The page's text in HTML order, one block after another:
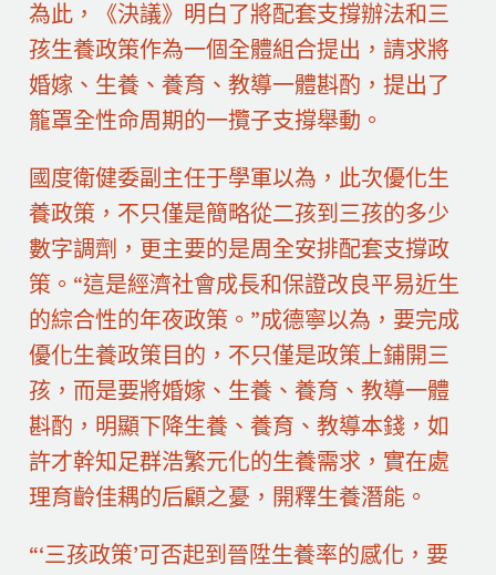
為此，《決議》明白了將配套支撐辦法和三
孩生養政策作為一個全體組合提出，請求將
婚嫁、生養、養育、教導一體斟酌，提出了
籠罩全性命周期的一攬子支撐舉動。
國度衛健委副主任于學軍以為，此次優化生
養政策，不只僅是簡略從二孩到三孩的多少
數字調劑，更主要的是周全安排配套支撐政
策。“這是經濟社會成長和保證改良平易近生
的綜合性的年夜政策。”成德寧以為，要完成
優化生養政策目的，不只僅是政策上鋪開三
孩，而是要將婚嫁、生養、養育、教導一體
斟酌，明顯下降生養、養育、教導本錢，如
許才幹知足群浩繁元化的生養需求，實在處
理育齡佳耦的后顧之憂，開釋生養潛能。
“‘三孩政策’可否起到晉陞生養率的感化，要